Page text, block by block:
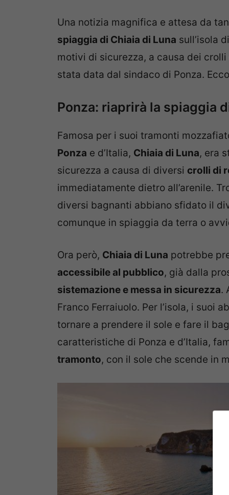
Una notizia magnifica e attesa da
spiaggia di Chiaia di Luna sull’isola di
motivi di sicurezza, a causa dei
stata data dal sindaco di Ponza.
Ponza: riaprirà la spiaggia
Famosa per i suoi tramonti
Ponza e d’Italia, Chiaia di Luna, era
sicurezza a causa di diversi crolli di
immediatamente dietro all’arenile.
diversi bagnanti abbiano sfidato il
comunque in spiaggia da terra o
Ora però, Chiaia di Luna potrebbe
accessibile al pubblico, già dalla
sistemazione e messa in sicurezza.
Franco Ferraiuolo. Per l’isola, i suoi
tornare a prendere il sole e fare il
caratteristiche di Ponza e d’Italia,
tramonto, con il sole che scende in